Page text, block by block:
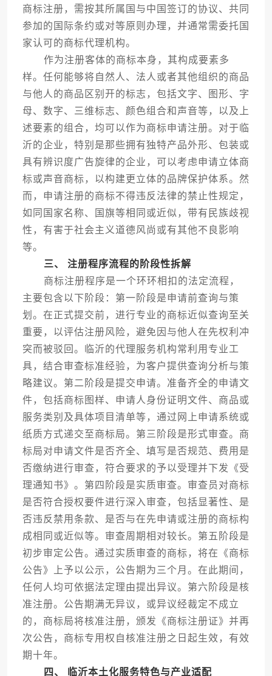
商标注册，需按其所属国与中国签订的协议、共同
参加的国际条约或对等原则办理，并通常需委托国
家认可的商标代理机构。
作为注册客体的商标本身，其构成要素多
样。任何能够将自然人、法人或者其他组织的商品
与他人的商品区别开的标志，包括文字、图形、字
母、数字、三维标志、颜色组合和声音等，以及上
述要素的组合，均可以作为商标申请注册。对于临
沂的企业，特别是那些拥有独特产品外形、包装或
具有辨识度广告旋律的企业，可以考虑申请立体商
标或声音商标，以构建更立体的品牌保护体系。然
而，申请注册的商标不得违反法律的禁止性规定，
如同国家名称、国旗等相同或近似，带有民族歧视
性，有害于社会主义道德风尚或有其他不良影响
等。
三、 注册程序流程的阶段性拆解
商标注册程序是一个环环相扣的法定流程，
主要包含以下阶段：第一阶段是申请前查询与策
划。在正式提交前，进行专业的商标近似查询至关
重要，以评估注册风险，避免因与他人在先权利冲
突而被驳回。临沂的代理服务机构常利用专业工
具，结合审查标准经验，为客户提供查询分析与策
略建议。第二阶段是提交申请。准备齐全的申请文
件，包括商标图样、申请人身份证明文件、商品或
服务类别及具体项目清单等，通过网上申请系统或
纸质方式递交至商标局。第三阶段是形式审查。商
标局对申请文件是否齐全、填写是否规范、费用是
否缴纳进行审查，符合要求的予以受理并下发《受
理通知书》。第四阶段是实质审查。审查员对商标
是否符合授权要件进行深入审查，包括显著性、是
否违反禁用条款、是否与在先申请或注册的商标构
成相同或近似等。审查周期相对较长。第五阶段是
初步审定公告。通过实质审查的商标，将在《商标
公告》上予以公示，公告期为三个月。在此期间，
任何人均可依据法定理由提出异议。第六阶段是核
准注册。公告期满无异议，或异议经裁定不成立
的，商标局将核准注册，颁发《商标注册证》并再
次公告，商标专用权自核准注册之日起生效，有效
期十年。
四、 临沂本土化服务特色与产业适配